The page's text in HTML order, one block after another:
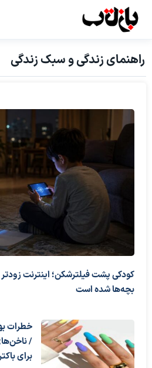
راهنمای زندگی و سبک زندگی
کودکی پشت فیلترشکن؛ اینترنت زودتر
بچه‌ها شده است
خطرات
/
برای